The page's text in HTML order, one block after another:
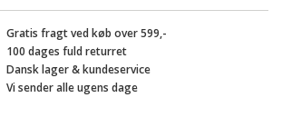
Gratis fragt ved køb over 599,-
100 dages fuld returret
Dansk lager & kundeservice
Vi sender alle ugens dage